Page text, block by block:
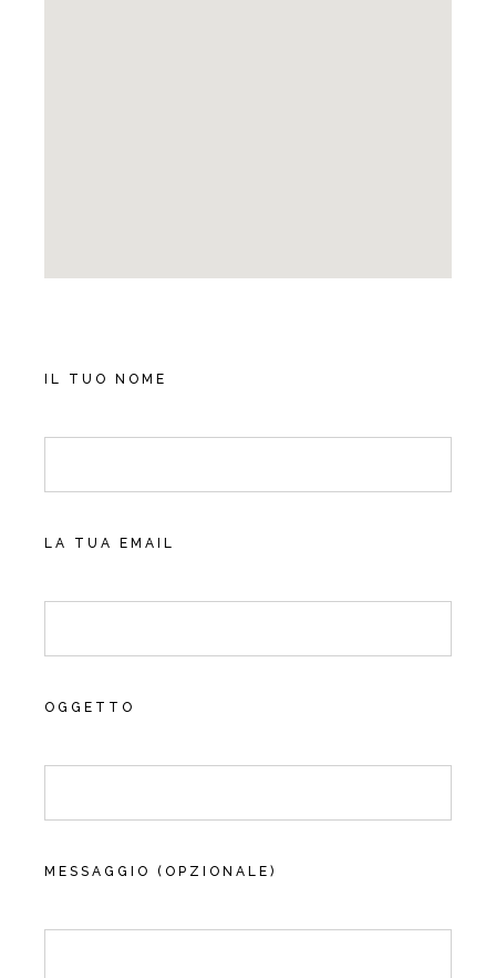
IL TUO NOME
LA TUA EMAIL
OGGETTO
MESSAGGIO (OPZIONALE)